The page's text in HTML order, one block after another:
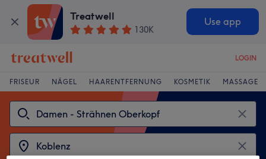
Treatwell
130K
Use app
LOGIN
FRISEUR NÄGEL HAARENTFERNUNG KOSMETIK MASSAGE